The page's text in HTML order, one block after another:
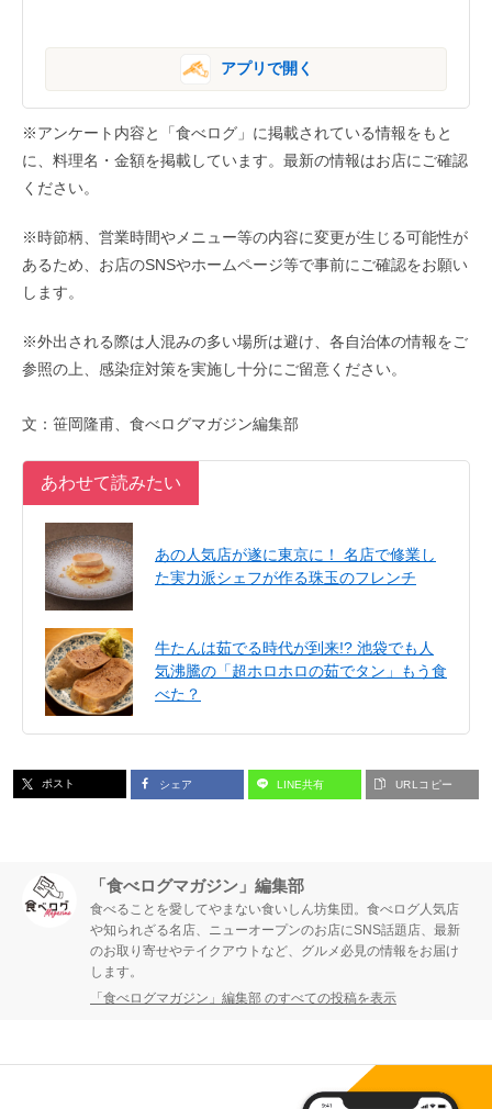
アプリで開く
※アンケート内容と「食べログ」に掲載されている情報をもと
に、料理名・金額を掲載しています。最新の情報はお店にご確認
ください。
※時節柄、営業時間やメニュー等の内容に変更が生じる可能性が
あるため、お店のSNSやホームページ等で事前にご確認をお願い
します。
※外出される際は人混みの多い場所は避け、各自治体の情報をご
参照の上、感染症対策を実施し十分にご留意ください。
文：笹岡隆甫、食べログマガジン編集部
あわせて読みたい
あの人気店が遂に東京に！ 名店で修業し
た実力派シェフが作る珠玉のフレンチ
牛たんは茹でる時代が到来!? 池袋でも人
気沸騰の「超ホロホロの茹でタン」もう食
べた？
ポスト シェア LINE共有 URLコピー
「食べログマガジン」編集部
食べることを愛してやまない食いしん坊集団。食べログ人気店
や知られざる名店、ニューオープンのお店にSNS話題店、最新
のお取り寄せやテイクアウトなど、グルメ必見の情報をお届け
します。
「食べログマガジン」編集部 のすべての投稿を表示